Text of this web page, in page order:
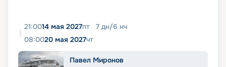
21:0014 мая 2027пт 7 дн/6 нч
08:0020 мая 2027чт
Павел Миронов